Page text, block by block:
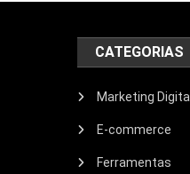
CATEGORIAS
Marketing Digital
E-commerce
Ferramentas